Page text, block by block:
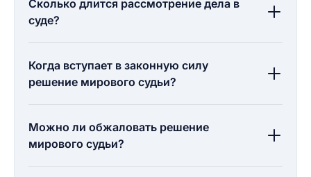
Сколько длится рассмотрение дела в
суде?
Когда вступает в законную силу
решение мирового судьи?
Можно ли обжаловать решение
мирового судьи?